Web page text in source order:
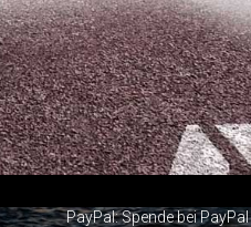
PayPal:Spende bei PayPal